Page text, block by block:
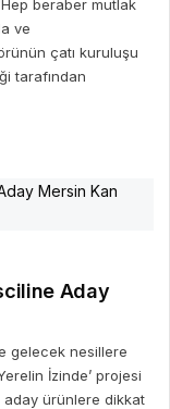
beraber mutlak
ve
çatı kuruluşu
tarafından
Aday
gelecek nesillere
İzinde’ projesi
aday ürünlere dikkat